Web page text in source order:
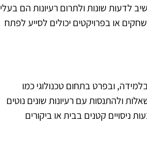
לדעות שונות ולתרום רעיונות הם בעלי
או בפרויקטים יכולים לסייע לפתח
ובפרט בתחום טכנולוגי כמו
ולהתנסות עם רעיונות שונים נוטים
ניסויים קטנים בבית או ביקורים